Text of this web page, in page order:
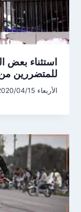
استثناء بعض
للمتضررين
الأربعاء 2020/04/15